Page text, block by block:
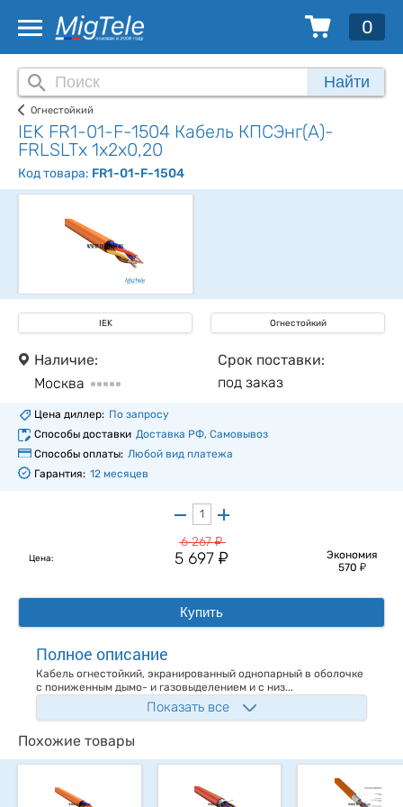
0
Найти
Огнестойкий
IEK FR1-01-F-1504 Кабель КПСЭнг(А)-
FRLSLTх 1х2х0,20
Код товара: FR1-01-F-1504
IEK Огнестойкий
Наличие:
Москва
Срок поставки:
под заказ
Цена диллер: По запросу
Способы доставки Доставка РФ, Самовывоз
Способы оплаты: Любой вид платежа
Гарантия: 12 месяцев
Цена:
6 267у
5 697у
Экономия
570 у
Купить
Полное описание
Кабель огнестойкий, экранированный однопарный в оболочке
с пониженным дымо- и газовыделением и с низ...
Показать все
Похожие товары